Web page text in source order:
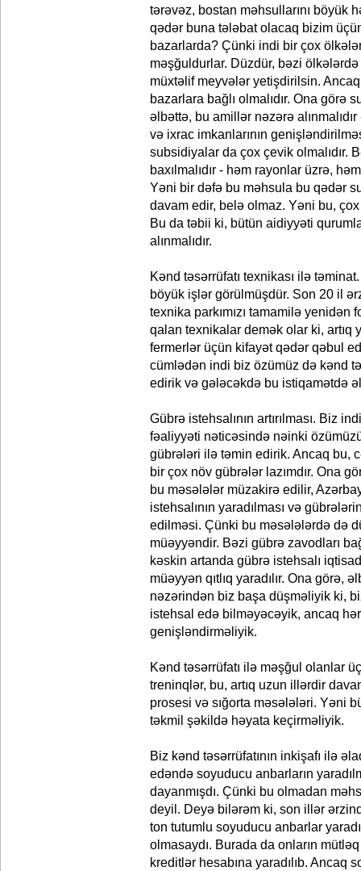
tərəvəz, bostan məhsullarını böyük
qədər buna tələbat olacaq bizim
bazarlarda? Çünki indi bir çox
məşğuldurlar. Düzdür, bəzi
müxtəlif meyvələr yetişdirilsin.
bazarlara bağlı olmalıdır. Ona görə
əlbəttə, bu amillər nəzərə
və ixrac imkanlarının
subsidiyalar da çox çevik olmalıdır.
baxılmalıdır - həm rayonlar üzrə,
Yəni bir dəfə bu məhsula bu qədər
davam edir, belə olmaz. Yəni bu, çox
Bu da təbii ki, bütün aidiyyəti
alınmalıdır.
Kənd təsərrüfatı texnikası ilə
böyük işlər görülmüşdür. Son 20 il
texnika parkımızı tamamilə yenidən
qalan texnikalar demək olar ki, artıq
fermerlər üçün kifayət qədər qəbul
cümlədən indi biz özümüz də kənd
edirik və gələcəkdə bu istiqamətdə
Gübrə istehsalının artırılması. Biz
fəaliyyəti nəticəsində nəinki
gübrələri ilə təmin edirik. Ancaq bu,
bir çox növ gübrələr lazımdır. Ona
bu məsələlər müzakirə edilir,
istehsalının yaradılması və
edilməsi. Çünki bu məsələlərdə də
müəyyəndir. Bəzi gübrə zavodları
kəskin artanda gübrə istehsalı
müəyyən qıtlıq yaradılır. Ona görə,
nəzərindən biz başa düşməliyik ki,
istehsal edə bilməyəcəyik, ancaq
genişləndirməliyik.
Kənd təsərrüfatı ilə məşğul olanlar
treninqlər, bu, artıq uzun illərdir
prosesi və sığorta məsələləri. Yəni
təkmil şəkildə həyata keçirməliyik.
Biz kənd təsərrüfatının inkişafı ilə
edəndə soyuducu anbarların
dayanmışdı. Çünki bu olmadan
deyil. Deyə bilərəm ki, son illər
ton tutumlu soyuducu anbarlar
olmasaydı. Burada da onların
kreditlər hesabına yaradılıb. Ancaq